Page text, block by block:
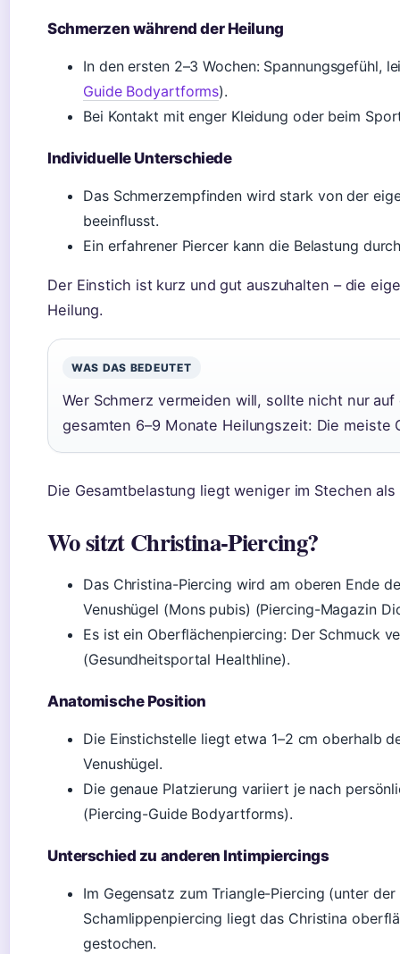
Schmerzen während der Heilung
In den ersten 2–3 Wochen: Spannungsgefühl,
Guide Bodyartforms).
Bei Kontakt mit enger Kleidung oder beim
Individuelle Unterschiede
Das Schmerzempfinden wird stark von der
beeinflusst.
Ein erfahrener Piercer kann die Belastung
Der Einstich ist kurz und gut auszuhalten – die
Heilung.
WAS DAS BEDEUTET
Wer Schmerz vermeiden will, sollte nicht nur
gesamten 6–9 Monate Heilungszeit: Die
Die Gesamtbelastung liegt weniger im Stechen
Wo sitzt Christina-Piercing?
Das Christina-Piercing wird am oberen Ende
Venushügel (Mons pubis) (Piercing-Magazin
Es ist ein Oberflächenpiercing: Der Schmuck
(Gesundheitsportal Healthline).
Anatomische Position
Die Einstichstelle liegt etwa 1–2 cm oberhalb
Venushügel.
Die genaue Platzierung variiert je nach
(Piercing-Guide Bodyartforms).
Unterschied zu anderen Intimpiercings
Im Gegensatz zum Triangle-Piercing (unter
Schamlippenpiercing liegt das Christina
gestochen.